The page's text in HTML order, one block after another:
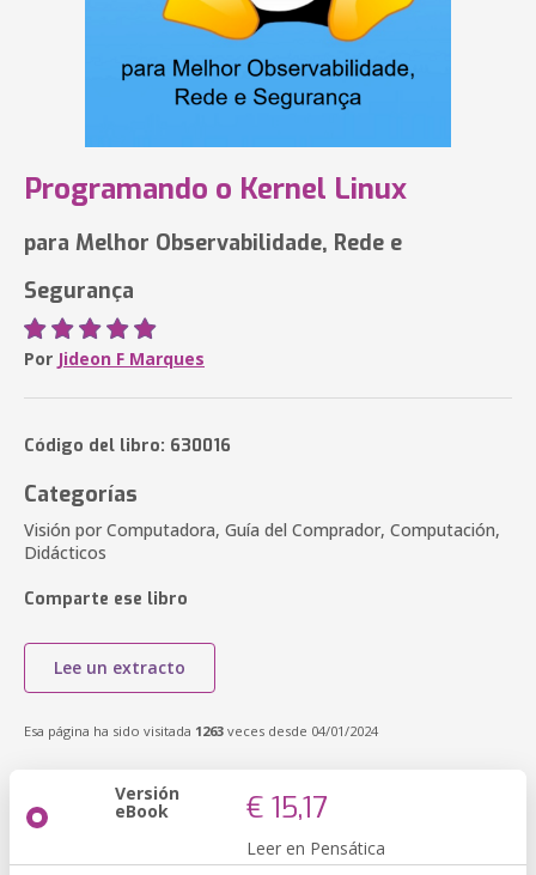
Programando o Kernel Linux
para Melhor Observabilidade, Rede e
Segurança
Por Jideon F Marques
Código del libro: 630016
Categorías
Visión por Computadora, Guía del Comprador, Computación,
Didácticos
Comparte ese libro
Lee un extracto
Esa página ha sido visitada 1263 veces desde 04/01/2024
Versión
eBook € 15,17
Leer en Pensática